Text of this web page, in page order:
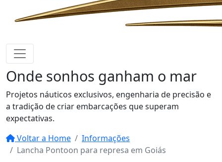
Onde sonhos ganham o mar
Projetos náuticos exclusivos, engenharia de precisão e
a tradição de criar embarcações que superam
expectativas.
Voltar a Home
Informações
Lancha Pontoon para represa em Goiás